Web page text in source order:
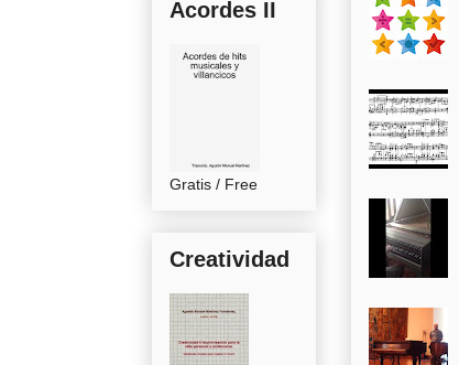
Acordes II
Gratis / Free
Creatividad